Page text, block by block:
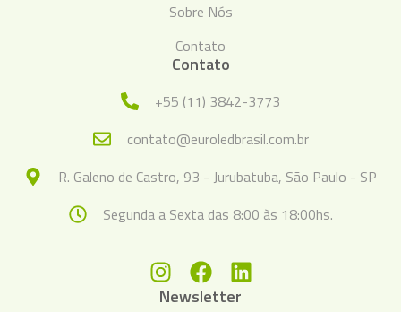
Sobre Nós
Contato
Contato
+55 (11) 3842-3773
contato@euroledbrasil.com.br
R. Galeno de Castro, 93 - Jurubatuba, São Paulo - SP
Segunda a Sexta das 8:00 às 18:00hs.
Newsletter